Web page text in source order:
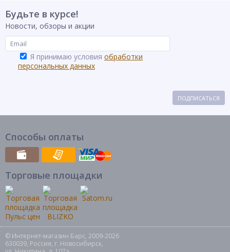
Будьте в курсе!
Новости, обзоры и акции
Я принимаю условия обработки
персональных данных
ПОДПИСАТЬСЯ
Способы оплаты
Торговые площадки
© Интернет-магазин Барс, 2009-2026
630039, Россия, г. Новосибирск,